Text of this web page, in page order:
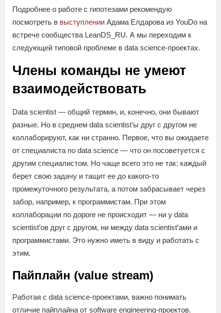
Подробнее о работе с гипотезами рекомендую
посмотреть в выступлении Адама Елдарова из YouDo на
встрече сообщества LeanDS_RU. А мы переходим к
следующей типовой проблеме в data science-проектах.
Члены команды не умеют
взаимодействовать
Data scientist — общий термин, и, конечно, они бывают
разные. Но в среднем data scientist’ы друг с другом не
коллаборируют, как ни странно. Первое, что вы ожидаете
от специалиста по data science — что он посоветуется с
другим специалистом. Но чаще всего это не так: каждый
берет свою задачу и тащит ее до какого-то
промежуточного результата, а потом забрасывает через
забор, например, к программистам. При этом
коллаборации по дороге не происходит — ни у data
scientist’ов друг с другом, ни между data scientist’ами и
программистами. Это нужно иметь в виду и работать с
этим.
Пайплайн (value stream)
Работая с data science-проектами, важно понимать
отличие пайплайна от software engineering-проектов.